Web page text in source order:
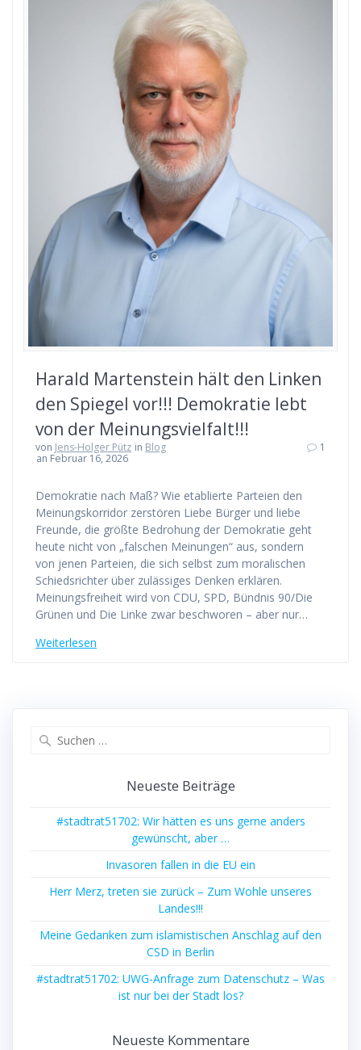
Harald Martenstein hält den Linken
den Spiegel vor!!! Demokratie lebt
von der Meinungsvielfalt!!!
von Jens-Holger Pütz in Blog
an Februar 16, 2026
1
Demokratie nach Maß? Wie etablierte Parteien den
Meinungskorridor zerstören Liebe Bürger und liebe
Freunde, die größte Bedrohung der Demokratie geht
heute nicht von „falschen Meinungen“ aus, sondern
von jenen Parteien, die sich selbst zum moralischen
Schiedsrichter über zulässiges Denken erklären.
Meinungsfreiheit wird von CDU, SPD, Bündnis 90/Die
Grünen und Die Linke zwar beschworen – aber nur…
Weiterlesen
Neueste Beiträge
#stadtrat51702: Wir hätten es uns gerne anders
gewünscht, aber …
Invasoren fallen in die EU ein
Herr Merz, treten sie zurück – Zum Wohle unseres
Landes!!!
Meine Gedanken zum islamistischen Anschlag auf den
CSD in Berlin
#stadtrat51702: UWG-Anfrage zum Datenschutz – Was
ist nur bei der Stadt los?
Neueste Kommentare